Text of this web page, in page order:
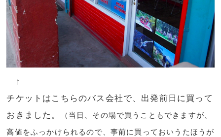
↑
チケットはこちらのバス会社で、出発前日に買って
おきました。
（当日、その場で買うこともできますが、
高値をふっかけられるので、事前に買っておいうたほうが